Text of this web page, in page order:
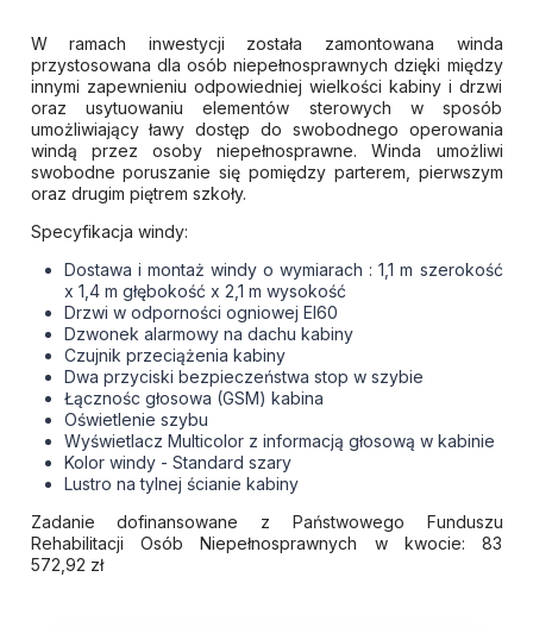
W ramach inwestycji została zamontowana winda
przystosowana dla osób niepełnosprawnych dzięki między
innymi zapewnieniu odpowiedniej wielkości kabiny i drzwi
oraz usytuowaniu elementów sterowych w sposób
umożliwiający ławy dostęp do swobodnego operowania
windą przez osoby niepełnosprawne. Winda umożliwi
swobodne poruszanie się pomiędzy parterem, pierwszym
oraz drugim piętrem szkoły.
Specyfikacja windy:
Dostawa i montaż windy o wymiarach : 1,1 m szerokość
x 1,4 m głębokość x 2,1 m wysokość
Drzwi w odporności ogniowej EI60
Dzwonek alarmowy na dachu kabiny
Czujnik przeciążenia kabiny
Dwa przyciski bezpieczeństwa stop w szybie
Łącznośc głosowa (GSM) kabina
Oświetlenie szybu
Wyświetlacz Multicolor z informacją głosową w kabinie
Kolor windy - Standard szary
Lustro na tylnej ścianie kabiny
Zadanie dofinansowane z Państwowego Funduszu
Rehabilitacji Osób Niepełnosprawnych w kwocie: 83
572,92 zł